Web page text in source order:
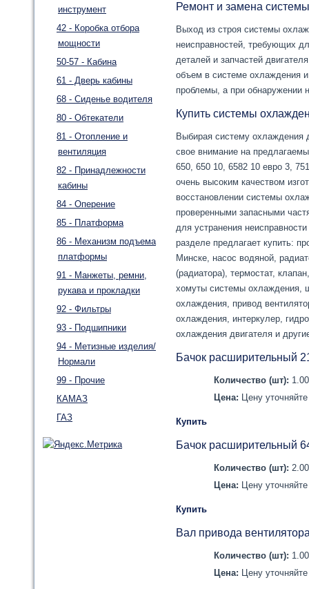
инструмент
42 - Коробка отбора
мощности
50-57 - Кабина
61 - Дверь кабины
68 - Сиденье водителя
80 - Обтекатели
81 - Отопление и
вентиляция
82 - Принадлежности
кабины
84 - Оперение
85 - Платформа
86 - Механизм подъема
платформы
91 - Манжеты, ремни,
рукава и прокладки
92 - Фильтры
93 - Подшипники
94 - Метизные изделия/
Нормали
99 - Прочие
КАМАЗ
ГАЗ
Ремонт и замена
Выход из строя системы
неисправностей, требующих
деталей и запчастей
объем в системе охлаждения
проблемы, а при обнаружении
Купить системы
Выбирая систему охлаждения
свое внимание на
650, 650 10, 6582 10 евро 3,
очень высоким качеством
восстановлении системы
проверенными запасными
для устранения
разделе предлагает купить:
Минске, насос водяной,
(радиатора), термостат,
хомуты системы охлаждения,
охлаждения, привод
охлаждения, интеркулер,
охлаждения двигателя и
Бачок расширительный
Количество (шт):
Цена: Цену
Купить
Бачок расширительный
Количество (шт):
Цена: Цену
Купить
Вал привода
Количество (шт):
Цена: Цену